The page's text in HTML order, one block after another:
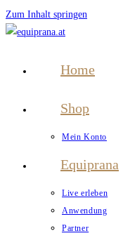
Zum Inhalt springen
Home
Shop
Mein Konto
Equiprana
Live erleben
Anwendung
Partner